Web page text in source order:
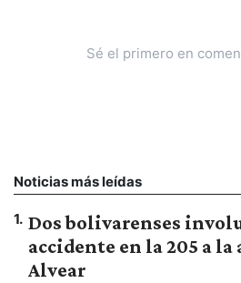
Sé el primero en
Noticias más leídas
1. Dos bolivarenses
accidente en la 205 a
Alvear